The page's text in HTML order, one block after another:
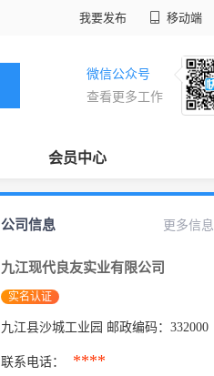
我要发布 移动端
微信公众号
查看更多工作
会员中心
更多信息
公司信息
九江现代良友实业有限公司
实名认证
九江县沙城工业园 邮政编码：332000
联系电话： ****